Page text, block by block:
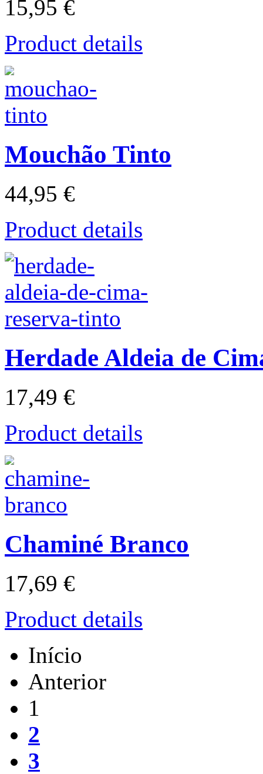
15,95 €
Product details
Mouchão Tinto
44,95 €
Product details
Herdade Aldeia de
17,49 €
Product details
Chaminé Branco
17,69 €
Product details
Início
Anterior
1
2
3